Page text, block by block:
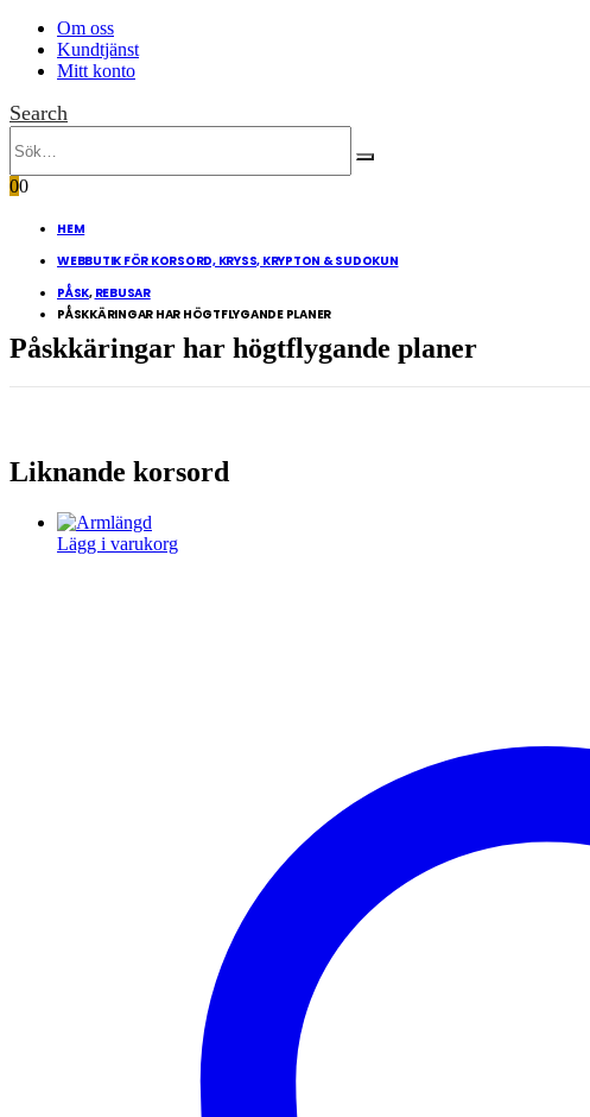
Om oss
Kundtjänst
Mitt konto
Search
00
HEM
WEBBUTIK FÖR KORSORD, KRYSS, KRYPTON & SUDOKUN
PÅSK, REBUSAR
PÅSKKÄRINGAR HAR HÖGTFLYGANDE PLANER
Påskkäringar har högtflygande planer
Liknande korsord
Lägg i varukorg